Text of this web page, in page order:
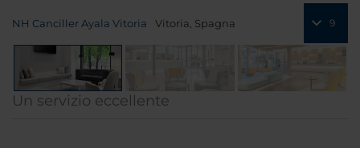
NH Canciller Ayala Vitoria Vitoria, Spagna 9
Un servizio eccellente